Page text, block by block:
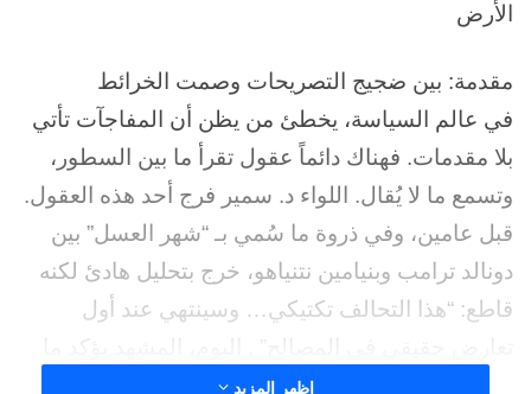
الأرض
مقدمة: بين ضجيج التصريحات وصمت الخرائط
في عالم السياسة، يخطئ من يظن أن المفاجآت تأتي
بلا مقدمات. فهناك دائماً عقول تقرأ ما بين السطور،
وتسمع ما لا يُقال. اللواء د. سمير فرج أحد هذه العقول.
قبل عامين، وفي ذروة ما سُمي بـ “شهر العسل” بين
دونالد ترامب وبنيامين نتنياهو، خرج بتحليل هادئ لكنه
قاطع: “هذا التحالف تكتيكي… وسينتهي عند أول
اظهر المزيد